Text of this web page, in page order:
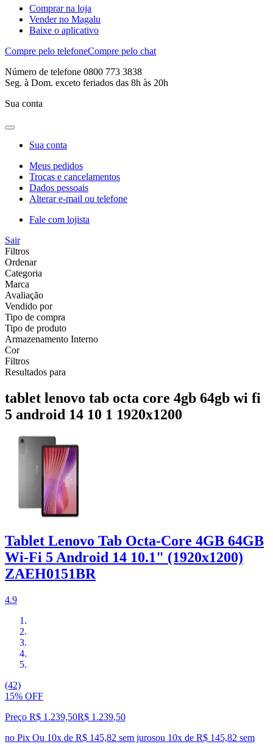
Comprar na loja
Vender no Magalu
Baixe o aplicativo
Compre pelo telefoneCompre pelo chat
Número de telefone 0800 773 3838
Seg. à Dom. exceto feriados das 8h às 20h
Sua conta
Sua conta
Meus pedidos
Trocas e cancelamentos
Dados pessoais
Alterar e-mail ou telefone
Fale com lojista
Sair
Filtros
Ordenar
Categoria
Marca
Avaliação
Vendido por
Tipo de compra
Tipo de produto
Armazenamento Interno
Cor
Filtros
Resultados para
tablet lenovo tab octa core 4gb 64gb wi fi
5 android 14 10 1 1920x1200
Tablet Lenovo Tab Octa-Core 4GB 64GB
Wi-Fi 5 Android 14 10.1" (1920x1200)
ZAEH0151BR
4.9
(42)
15% OFF
Preço R$ 1.239,50R$ 1.239,50
no Pix Ou 10x de R$ 145,82 sem jurosou 10x de R$ 145,82 sem